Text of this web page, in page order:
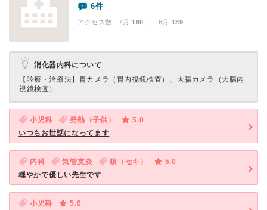
6件
アクセス数 7月:180 | 6月:189
消化器内科について
【診療・治療法】 胃カメラ（胃内視鏡検査）、大腸カメラ（大腸内
視鏡検査）
小児科 発熱（子供）
5.0
いつもお世話になってます
内科 気管支炎 咳（セキ）
5.0
穏やかで優しい先生です
小児科
5.0